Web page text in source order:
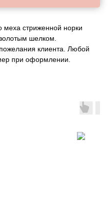
меха стриженной норки
шелком.
клиента. Любой
при оформлении.